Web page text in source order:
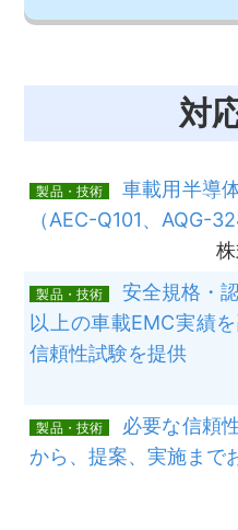
対
製品・技術
車載用半導
（AEC-Q101、AQG-
製品・技術
安全規格・
以上の車載EMC実績
信頼性試験を提供
製品・技術
必要な信頼
から、提案、実施まで